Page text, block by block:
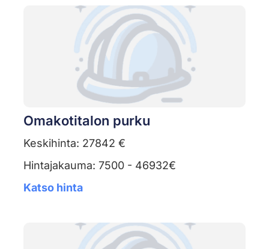
Omakotitalon purku
Keskihinta: 27842 €
Hintajakauma: 7500 - 46932€
Katso hinta